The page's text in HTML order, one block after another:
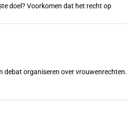
doel? Voorkomen dat het recht op
debat organiseren over vrouwenrechten.